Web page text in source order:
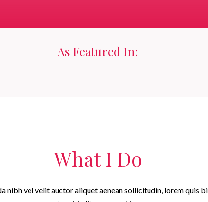
As Featured In:
What I Do
nibh vel velit auctor aliquet aenean sollicitudin, lorem quis